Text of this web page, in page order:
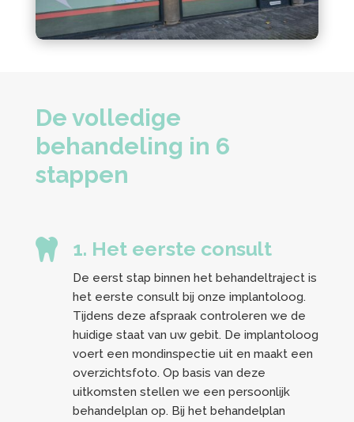
De volledige
behandeling in 6
stappen
 1. Het eerste consult
De eerst stap binnen het behandeltraject is
het eerste consult bij onze implantoloog.
Tijdens deze afspraak controleren we de
huidige staat van uw gebit. De implantoloog
voert een mondinspectie uit en maakt een
overzichtsfoto. Op basis van deze
uitkomsten stellen we een persoonlijk
behandelplan op. Bij het behandelplan